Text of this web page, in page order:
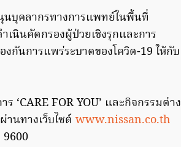
นบุคลากรทางการแพทย์ในพื้นที่
เนินคัดกรองผู้ป่วยเชิงรุกและการ
กันการแพร่ระบาดของโควิด-19 ให้กับ
‘CARE FOR YOU’ และกิจกรรมต่าง
นทางเว็บไซต์ www.nissan.co.th